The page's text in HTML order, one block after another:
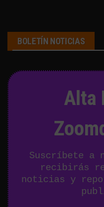
BOLETÍN NOTICIAS
Alta
Suscríbete a
recibirás
noticias y